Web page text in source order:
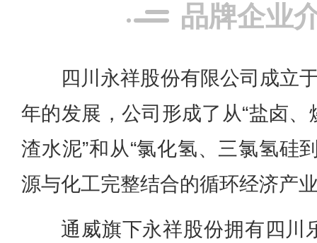
品牌企业
四川永祥股份有限公司成立
年的发展，公司形成了从“盐卤
渣水泥”和从“氯化氢、三氯氢硅
源与化工完整结合的循环经济产
通威旗下永祥股份拥有四川